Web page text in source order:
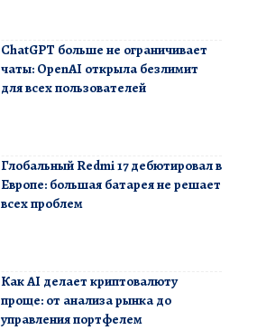
ChatGPT больше не ограничивает
чаты: OpenAI открыла безлимит
для всех пользователей
Глобальный Redmi 17 дебютировал в
Европе: большая батарея не решает
всех проблем
Как AI делает криптовалюту
проще: от анализа рынка до
управления портфелем